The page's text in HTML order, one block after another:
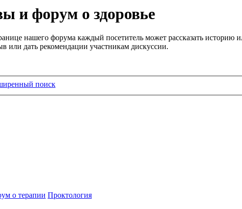
и форум о здоровье
нашего форума каждый посетитель может рассказать историю
или дать рекомендации участникам дискуссии.
поиск
о терапии Проктология